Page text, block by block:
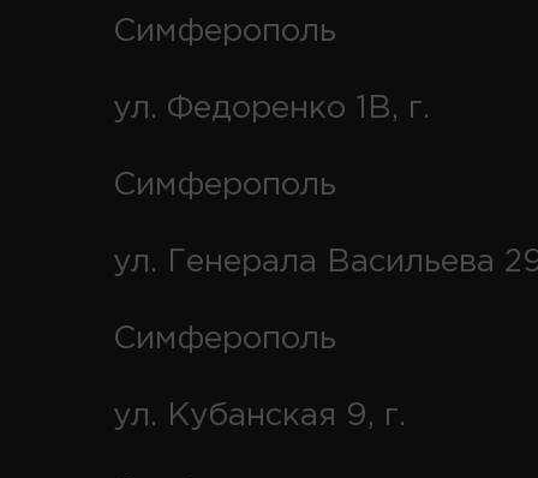
Симферополь
ул. Федоренко 1В, г.
Симферополь
ул. Генерала Васильева
Симферополь
ул. Кубанская 9, г.